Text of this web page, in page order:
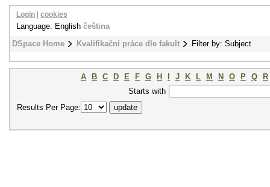
DSpace Home Kvalifikační práce dle fakult Filter by: Subject
Login cookies
Language: English čeština
A B C D E F G H J K L M N O P Q
R
Starts with
Results Per Page: